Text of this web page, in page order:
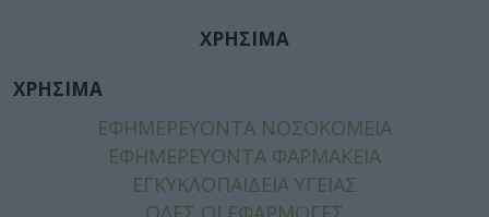
ΧΡΗΣΙΜΑ
ΧΡΗΣΙΜΑ
ΕΦΗΜΕΡΕΥΟΝΤΑ ΝΟΣΟΚΟΜΕΙΑ
ΕΦΗΜΕΡΕΥΟΝΤΑ ΦΑΡΜΑΚΕΙΑ
ΕΓΚΥΚΛΟΠΑΙΔΕΙΑ ΥΓΕΙΑΣ